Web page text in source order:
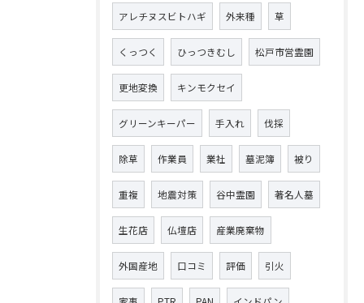
アレチヌスビトハギ 外来種 草
くっつく ひっつきむし 松戸市営霊園
更地変換 キンモクセイ
グリーンキーパー 手入れ 伐採
除草 作業員 業社 墓泥簿 被り
重複 地震対策 谷中霊園 著名人墓
生花店 仏壇店 産業廃棄物
外国産地 口コミ 評価 引火